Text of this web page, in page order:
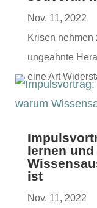
Nov. 11, 2022
Krisen nehmen
ungeah­nte
eine Art
lernen und
ist
Nov. 11, 2022